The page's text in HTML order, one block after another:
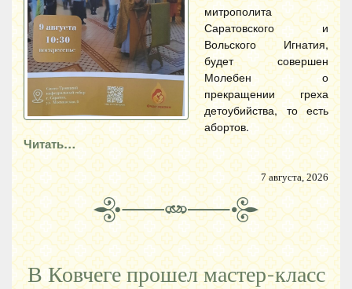
митрополита
Саратовского и
Вольского Игнатия,
будет совершен
Молебен о
прекращении греха
детоубийства, то есть
абортов.
Читать…
7 августа, 2026
В Ковчеге прошел мастер-класс